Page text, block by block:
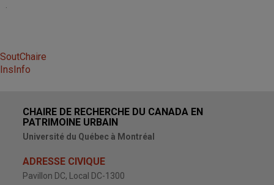
SoutChaire
InsInfo
CHAIRE DE RECHERCHE DU CANADA EN
PATRIMOINE URBAIN
Université du Québec à Montréal
ADRESSE CIVIQUE
Pavillon DC, Local DC-1300